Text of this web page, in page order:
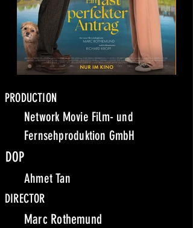
PRODUCTION
Network Movie Film- und
Fernsehproduktion GmbH
DOP
Ahmet Tan
DIRECTOR
Marc Rothemund